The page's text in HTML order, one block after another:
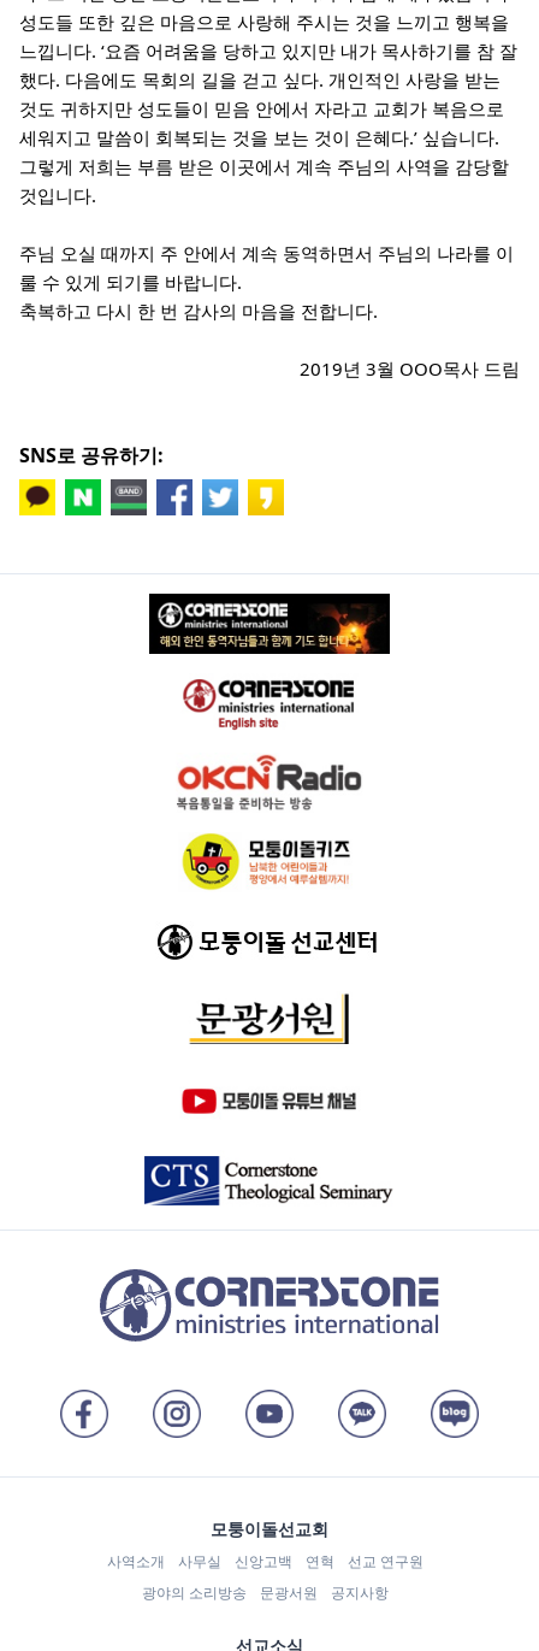
성도들 또한 깊은 마음으로 사랑해 주시는 것을 느끼고 행복을
느낍니다. ‘요즘 어려움을 당하고 있지만 내가 목사하기를 참 잘
했다. 다음에도 목회의 길을 걷고 싶다. 개인적인 사랑을 받는
것도 귀하지만 성도들이 믿음 안에서 자라고 교회가 복음으로
세워지고 말씀이 회복되는 것을 보는 것이 은혜다.’ 싶습니다.
그렇게 저희는 부름 받은 이곳에서 계속 주님의 사역을 감당할
것입니다.
주님 오실 때까지 주 안에서 계속 동역하면서 주님의 나라를 이
룰 수 있게 되기를 바랍니다.
축복하고 다시 한 번 감사의 마음을 전합니다.
2019년 3월 OOO목사 드림
SNS로 공유하기:
모퉁이돌선교회
사역소개 사무실 신앙고백 연혁
선교 연구원
광야의 소리방송
문광서원 공지사항
선교소식